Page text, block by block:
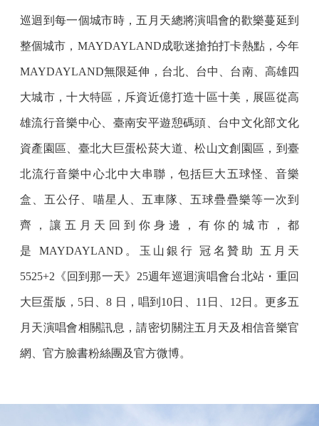
巡迴到每一個城市時，五月天總將演唱會的歡樂蔓延到
整個城市，MAYDAYLAND成歌迷搶拍打卡熱點，今年
MAYDAYLAND無限延伸，台北、台中、台南、高雄四
大城市，十大特區，斥資近億打造十區十美，展區從高
雄流行音樂中心、臺南安平遊憩碼頭、台中文化部文化
資產園區、臺北大巨蛋松菸大道、松山文創園區，到臺
北流行音樂中心北中大串聯，包括巨大五球怪、音樂
盒、五公仔、喵星人、五車隊、五球疊疊樂等一次到
齊，讓五月天回到你身邊，有你的城市，都
是 MAYDAYLAND。玉山銀行 冠名贊助 五月天
5525+2《回到那一天》25週年巡迴演唱會台北站・重回
大巨蛋版，5日、8 日，唱到10日、11日、12日。更多五
月天演唱會相關訊息，請密切關注五月天及相信音樂官
網、官方臉書粉絲團及官方微博。